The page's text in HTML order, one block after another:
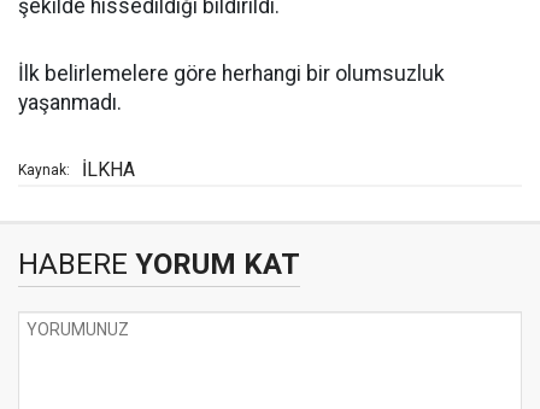
şekilde hissedildiği bildirildi.
İlk belirlemelere göre herhangi bir olumsuzluk
yaşanmadı.
Kaynak: İLKHA
HABERE YORUM KAT